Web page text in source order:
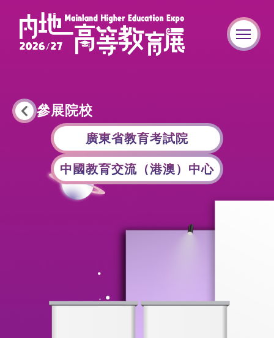
參展院校
廣東省教育考試院
中國教育交流（港澳）中心